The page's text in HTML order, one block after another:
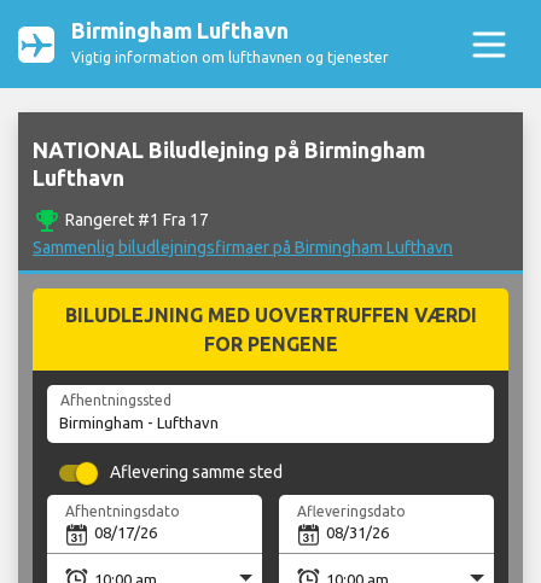
Birmingham Lufthavn
Vigtig information om lufthavnen og tjenester
NATIONAL Biludlejning på Birmingham
Lufthavn
emoji_events Rangeret #1 Fra 17
Sammenlig biludlejningsfirmaer på Birmingham Lufthavn
BILUDLEJNING MED UOVERTRUFFEN VÆRDI
FOR PENGENE
Afhentningssted
Aflevering samme sted
Afhentningsdato Afleveringsdato